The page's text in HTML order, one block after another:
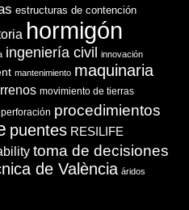
estructuras de contención
hormigón
ingeniería civil innovación
mantenimiento maquinaria
movimiento de tierras
perforación procedimientos
puentes RESILIFE
toma de decisiones
de València áridos